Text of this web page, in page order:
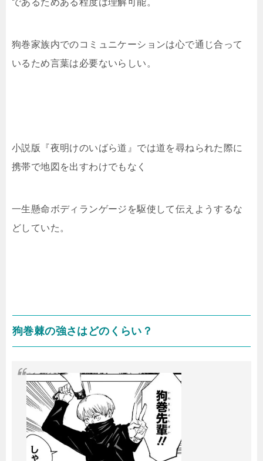
であるためある程度は理解可能。
狗巻家族内でのコミュニケーションは心で通じ合って
いるため言葉は必要ないらしい。
小説版『夜明けのいばら道』では道を尋ねられた際に
携帯で地図を出すわけでもなく
一生懸命ボディランゲージを駆使して伝えようするな
どしていた。
狗巻棘の強さはどのくらい？